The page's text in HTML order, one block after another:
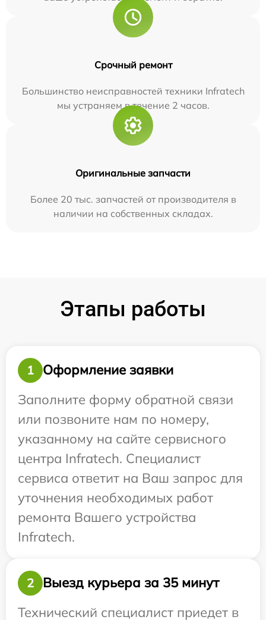
Срочный ремонт
Большинство неисправностей техники Infratech
мы устраняем в течение 2 часов.
Оригинальные запчасти
Более 20 тыс. запчастей от производителя в
наличии на собственных складах.
Этапы работы
1
Оформление заявки
Заполните форму обратной связи
или позвоните нам по номеру,
указанному на сайте сервисного
центра Infratech. Специалист
сервиса ответит на Ваш запрос для
уточнения необходимых работ
ремонта Вашего устройства
Infratech.
2
Выезд курьера за 35 минут
Технический специалист приедет в